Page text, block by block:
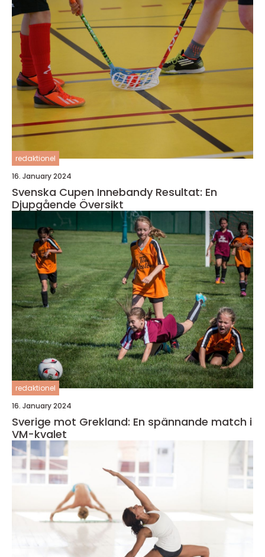
redaktionel
16. January 2024
Svenska Cupen Innebandy Resultat: En
Djupgående Översikt
redaktionel
16. January 2024
Sverige mot Grekland: En spännande match i
VM-kvalet